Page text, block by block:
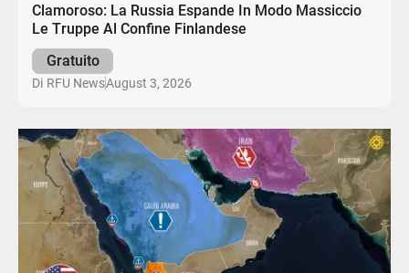
Clamoroso: La Russia Espande In Modo Massiccio
Le Truppe Al Confine Finlandese
Gratuito
Di RFU NewsAugust 3, 2026